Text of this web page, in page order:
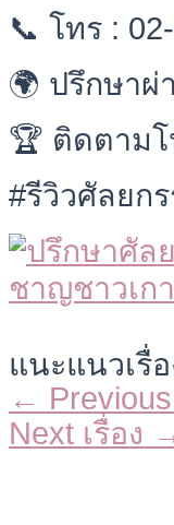
📞 โทร :
🌍 ปรึกษาผ่
🏆 ติดตามโ
#รีวิวศัลยก
แนะแนวเรื่อ
← Previous
Next เรื่อง